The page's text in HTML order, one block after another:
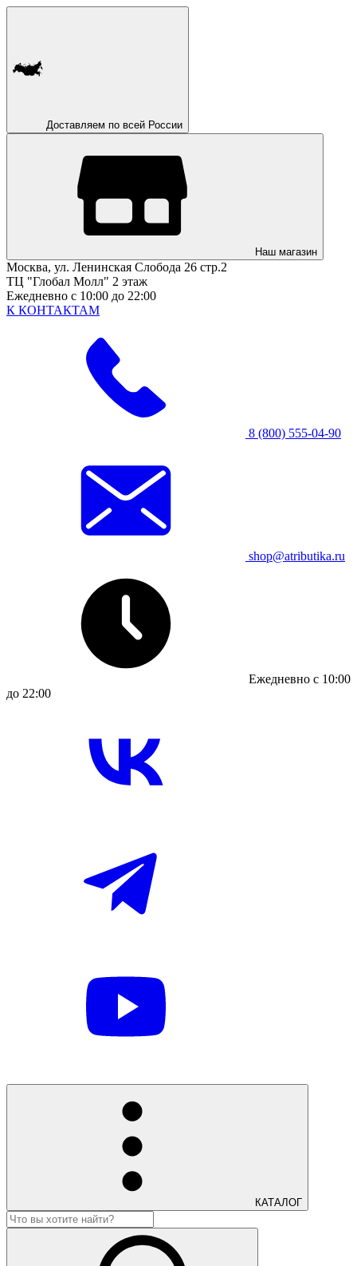
Доставляем по всей России
Наш магазин
Москва, ул. Ленинская Слобода 26 стр.2
ТЦ "Глобал Молл" 2 этаж
Ежедневно с 10:00 до 22:00
К КОНТАКТАМ
8 (800) 555-04-90
shop@atributika.ru
Ежедневно с 10:00
до 22:00
КАТАЛОГ